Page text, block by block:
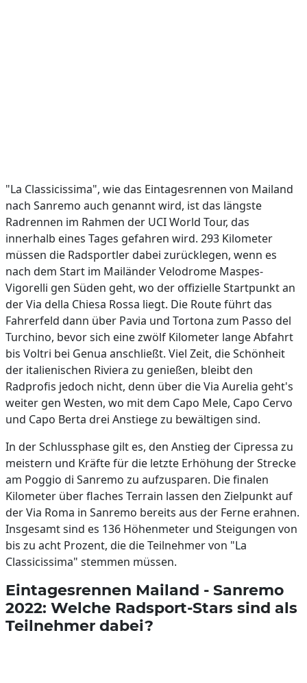
"La Classicissima", wie das Eintagesrennen von Mailand
nach Sanremo auch genannt wird, ist das längste
Radrennen im Rahmen der UCI World Tour, das
innerhalb eines Tages gefahren wird. 293 Kilometer
müssen die Radsportler dabei zurücklegen, wenn es
nach dem Start im Mailänder Velodrome Maspes-
Vigorelli gen Süden geht, wo der offizielle Startpunkt an
der Via della Chiesa Rossa liegt. Die Route führt das
Fahrerfeld dann über Pavia und Tortona zum Passo del
Turchino, bevor sich eine zwölf Kilometer lange Abfahrt
bis Voltri bei Genua anschließt. Viel Zeit, die Schönheit
der italienischen Riviera zu genießen, bleibt den
Radprofis jedoch nicht, denn über die Via Aurelia geht's
weiter gen Westen, wo mit dem Capo Mele, Capo Cervo
und Capo Berta drei Anstiege zu bewältigen sind.
In der Schlussphase gilt es, den Anstieg der Cipressa zu
meistern und Kräfte für die letzte Erhöhung der Strecke
am Poggio di Sanremo zu aufzusparen. Die finalen
Kilometer über flaches Terrain lassen den Zielpunkt auf
der Via Roma in Sanremo bereits aus der Ferne erahnen.
Insgesamt sind es 136 Höhenmeter und Steigungen von
bis zu acht Prozent, die die Teilnehmer von "La
Classicissima" stemmen müssen.
Eintagesrennen Mailand - Sanremo
2022: Welche Radsport-Stars sind als
Teilnehmer dabei?